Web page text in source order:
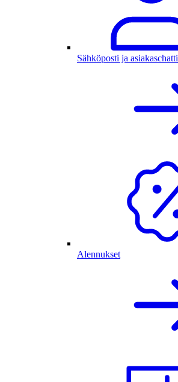
Sähköposti ja asiakaschatti
Alennukset